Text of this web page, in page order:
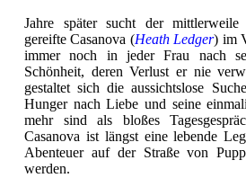
Jahre später sucht der
gereifte Casanova (Heath Ledger) im
immer noch in jeder Frau nach
Schönheit, deren Verlust er nie
gestaltet sich die aussichtslose
Hunger nach Liebe und seine
mehr sind als bloßes
Casanova ist längst eine lebende
Abenteuer auf der Straße von
werden.